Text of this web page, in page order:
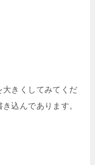
きくしてみてくだ
込んであります。